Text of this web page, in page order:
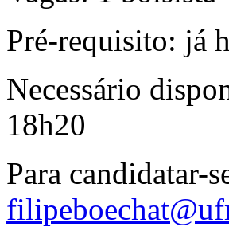
Pré-requisito: já
Necessário
18h20
Para candidatar-